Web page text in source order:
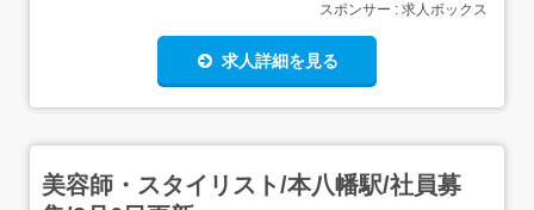
スポンサー : 求人ボックス
求人詳細を見る
美容師・スタイリスト/本八幡駅/社員募